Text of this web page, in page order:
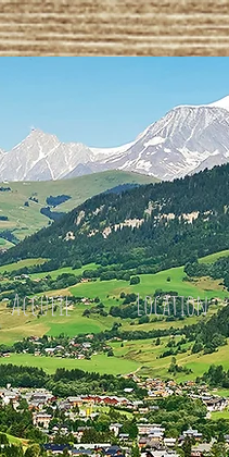
Accueil Location